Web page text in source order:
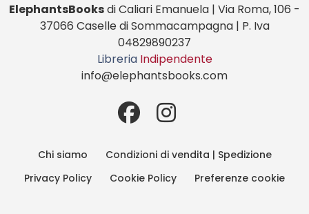
ElephantsBooksdi Caliari Emanuela | Via Roma, 106 -
37066 Caselle di Sommacampagna | P. Iva
04829890237
Libreria Indipendente
info@elephantsbooks.com
Chi siamo
Condizioni di vendita | Spedizione
Privacy Policy
Cookie Policy Preferenze cookie